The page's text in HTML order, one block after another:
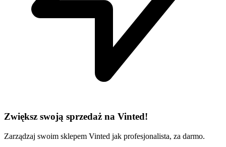
Zwiększ swoją sprzedaż na Vinted!
Zarządzaj swoim sklepem Vinted jak profesjonalista, za darmo.